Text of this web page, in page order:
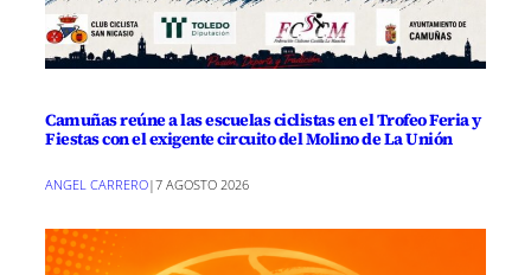
Camuñas reúne a las escuelas ciclistas en el Trofeo Feria y
Fiestas con el exigente circuito del Molino de La Unión
ANGEL CARRERO|7 AGOSTO 2026